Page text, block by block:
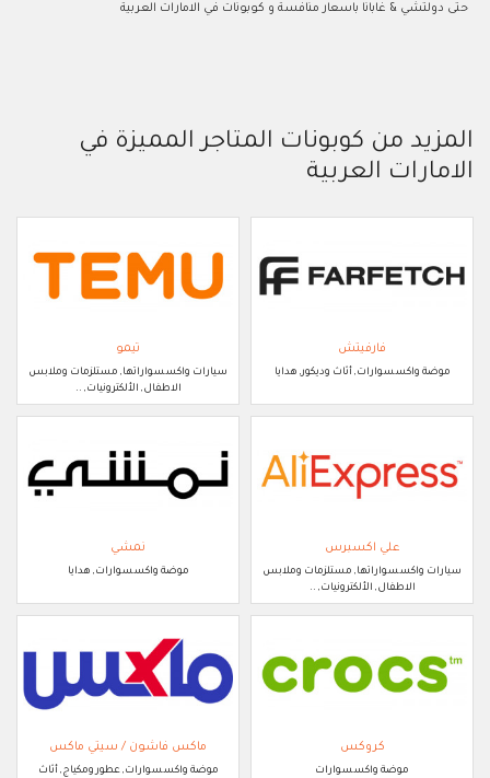
حتى دولتشي & غابانا باسعار منافسة و كوبونات في الامارات العربية
المزيد من كوبونات المتاجر المميزة في
الامارات العربية
فارفيتش
موضة واكسسوارات, أثاث وديكور, هدايا
تيمو
سيارات واكسسواراتها, مستلزمات وملابس
الاطفال, الألكترونيات, ..
علي اكسبرس
سيارات واكسسواراتها, مستلزمات وملابس
الاطفال, الألكترونيات, ..
نمشي
موضة واكسسوارات, هدايا
كروكس
موضة واكسسوارات
ماكس فاشون / سيتي ماكس
موضة واكسسوارات, عطور ومكياج, أثاث